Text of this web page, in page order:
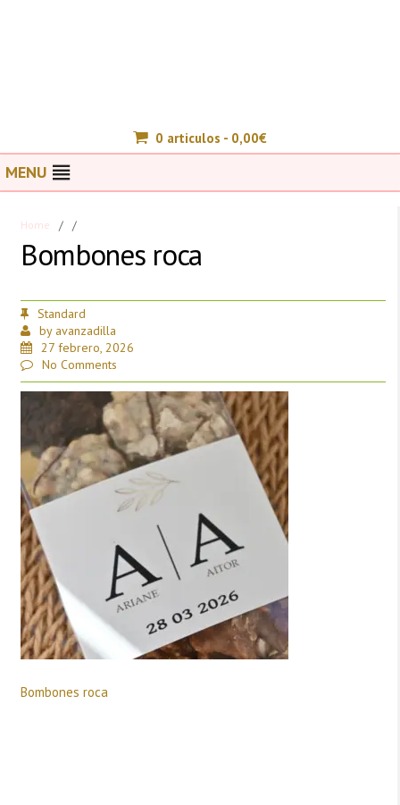
0 articulos - 0,00€
MENU
Home / /
Bombones roca
Standard
by avanzadilla
27 febrero, 2026
No Comments
Bombones roca